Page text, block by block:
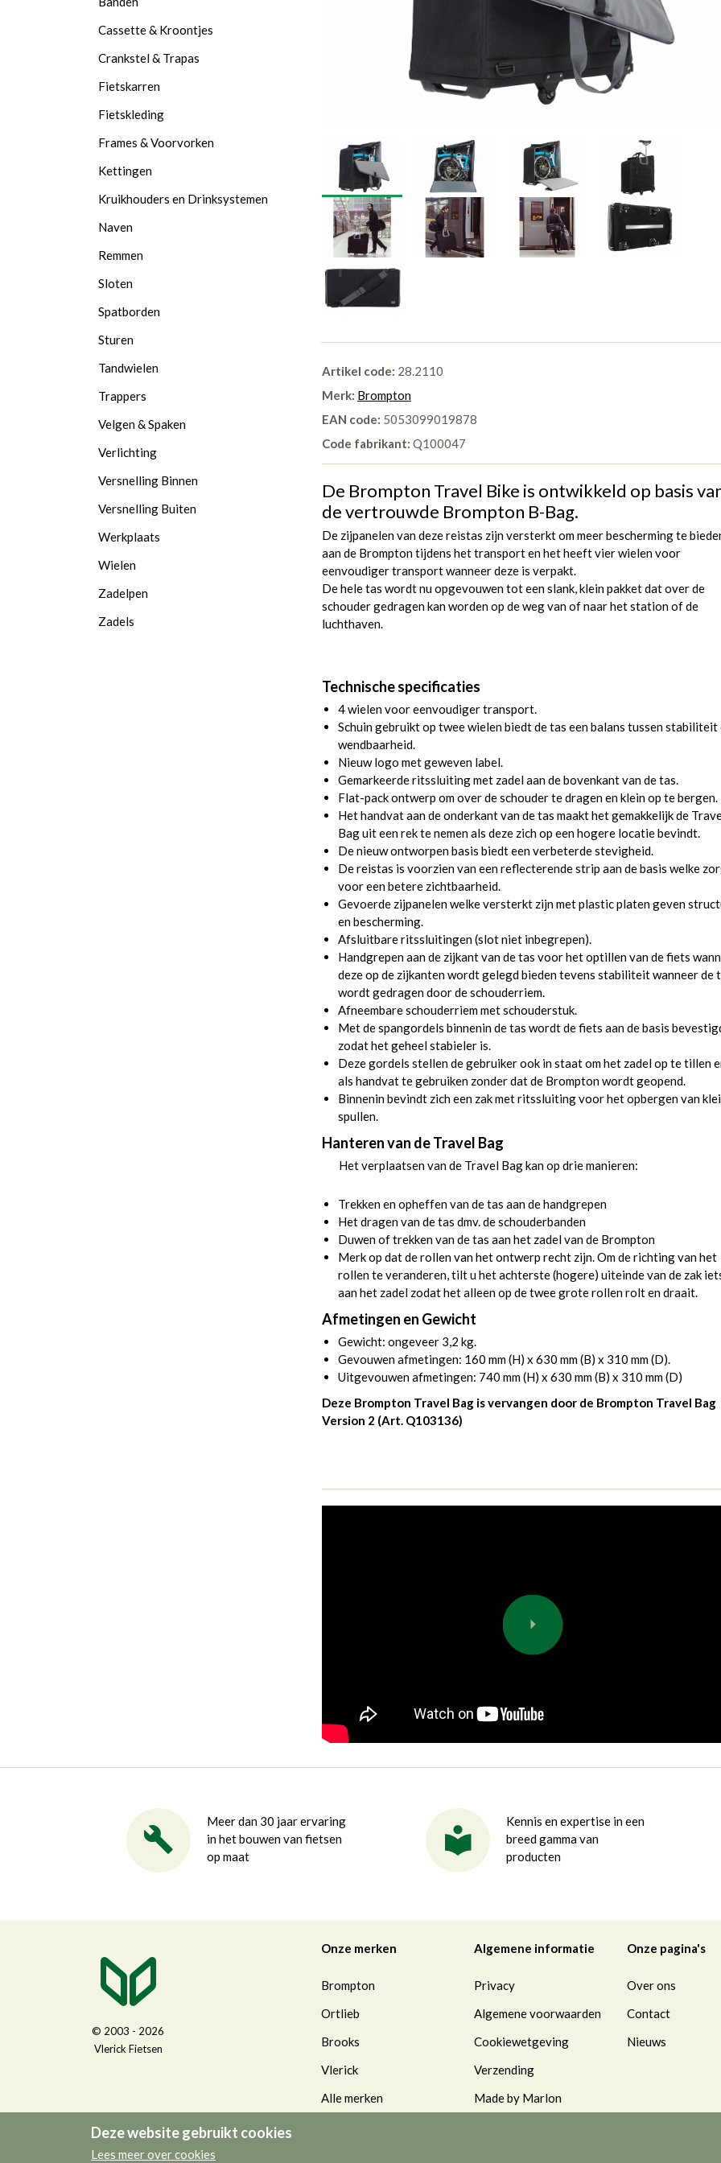
Deze website gebruikt cookies
Lees meer over cookies
Artikel code: 28.2110
Merk: Brompton
EAN code: 5053099019878
Code fabrikant: Q100047
De Brompton Travel Bike is ontwikkeld op basis
de vertrouwde Brompton B-Bag.
De zijpanelen van deze reistas zijn versterkt om meer bescherming te
aan de Brompton tijdens het transport en het heeft vier wielen voor
eenvoudiger transport wanneer deze is verpakt.
De hele tas wordt nu opgevouwen tot een slank, klein pakket dat over de
schouder gedragen kan worden op de weg van of naar het station of de
luchthaven.
Technische specificaties
4 wielen voor eenvoudiger transport.
Schuin gebruikt op twee wielen biedt de tas een balans tussen stabiliteit
wendbaarheid.
Nieuw logo met geweven label.
Gemarkeerde ritssluiting met zadel aan de bovenkant van de tas.
Flat-pack ontwerp om over de schouder te dragen en klein op te bergen.
Het handvat aan de onderkant van de tas maakt het gemakkelijk de
Bag uit een rek te nemen als deze zich op een hogere locatie bevindt.
De nieuw ontworpen basis biedt een verbeterde stevigheid.
De reistas is voorzien van een reflecterende strip aan de basis welke
voor een betere zichtbaarheid.
Gevoerde zijpanelen welke versterkt zijn met plastic platen geven
en bescherming.
Afsluitbare ritssluitingen (slot niet inbegrepen).
Handgrepen aan de zijkant van de tas voor het optillen van de fiets
deze op de zijkanten wordt gelegd bieden tevens stabiliteit wanneer de
wordt gedragen door de schouderriem.
Afneembare schouderriem met schouderstuk.
Met de spangordels binnenin de tas wordt de fiets aan de basis
zodat het geheel stabieler is.
Deze gordels stellen de gebruiker ook in staat om het zadel op te tillen
als handvat te gebruiken zonder dat de Brompton wordt geopend.
Binnenin bevindt zich een zak met ritssluiting voor het opbergen van
spullen.
Hanteren van de Travel Bag
Het verplaatsen van de Travel Bag kan op drie manieren:
Trekken en opheffen van de tas aan de handgrepen
Het dragen van de tas dmv. de schouderbanden
Duwen of trekken van de tas aan het zadel van de Brompton
Merk op dat de rollen van het ontwerp recht zijn. Om de richting van het
rollen te veranderen, tilt u het achterste (hogere) uiteinde van de zak
aan het zadel zodat het alleen op de twee grote rollen rolt en draait.
Afmetingen en Gewicht
Gewicht: ongeveer 3,2 kg.
Gevouwen afmetingen: 160 mm (H) x 630 mm (B) x 310 mm (D).
Uitgevouwen afmetingen: 740 mm (H) x 630 mm (B) x 310 mm (D)
Deze Brompton Travel Bag is vervangen door de Brompton Travel Bag
Version 2 (Art. Q103136)
Cassette & Kroontjes
Crankstel & Trapas
Fietskarren
Fietskleding
Frames & Voorvorken
Kettingen
Kruikhouders en Drinksystemen
Naven
Remmen
Sloten
Spatborden
Sturen
Tandwielen
Trappers
Velgen & Spaken
Verlichting
Versnelling Binnen
Versnelling Buiten
Werkplaats
Wielen
Zadelpen
Zadels
Meer dan 30 jaar ervaring
in het bouwen van fietsen
op maat
Kennis en expertise in een
breed gamma van
producten
© 2003 - 2026
Vlerick Fietsen
Onze merken
Brompton
Ortlieb
Brooks
Vlerick
Alle merken
Algemene informatie
Privacy
Algemene voorwaarden
Cookiewetgeving
Verzending
Made by Marlon
Onze pagina's
Over ons
Contact
Nieuws